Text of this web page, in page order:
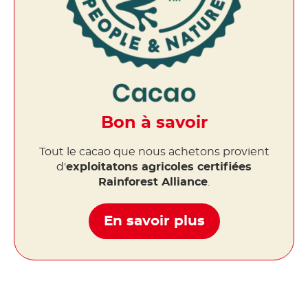
Bon à savoir
Tout le cacao que nous achetons provient
d'exploitatons agricoles certifiées
Rainforest Alliance
En savoir plus